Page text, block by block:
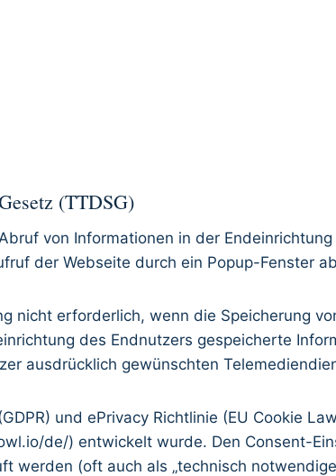
(TTDSG)
von Informationen in der
der Webseite durch ein Popup-Fenster
nicht erforderlich, wenn die Speicherung
des Endnutzers gespeicherte
ausdrücklich gewünschten
und ePrivacy Richtlinie (EU Cookie
de/) entwickelt wurde. Den Consent-
werden (oft auch als „technisch